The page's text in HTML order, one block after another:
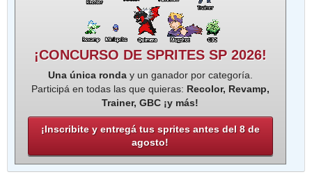
¡CONCURSO DE SPRITES SP 2026!
Una única ronday un ganador por categoría.
Participá en todas las que quieras: Recolor, Revamp,
Trainer, GBC ¡y más!
¡Inscribite y entregá tus sprites antes del 8 de
agosto!